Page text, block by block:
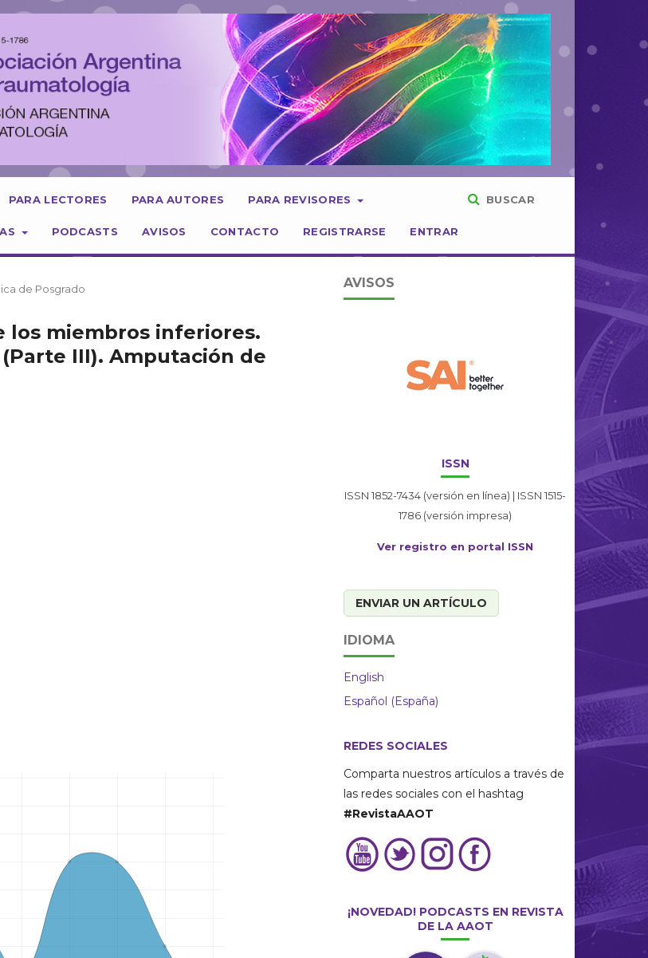
PARA LECTORES PARA AUTORES PARA REVISORES
PODCASTS AVISOS CONTACTO REGISTRARSE ENTRAR
BUSCAR
de Posgrado
los miembros inferiores.
III). Amputación de
AVISOS
ISSN
ISSN 1852-7434 (versión en línea) | ISSN 1515-
1786 (versión impresa)
Ver registro en portal ISSN
ENVIAR UN ARTÍCULO
IDIOMA
English
Español (España)
REDES SOCIALES
Comparta nuestros artículos a través de
las redes sociales con el hashtag
#RevistaAAOT
¡NOVEDAD! PODCASTS EN REVISTA
DE LA AAOT